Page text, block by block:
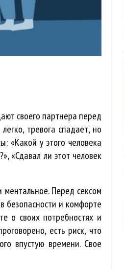
своего партнера перед
тревога спадает, но
«Какой у этого человека
«Сдавал ли этот человек
Перед сексом
безопасности и комфорте
о своих потребностях и
есть риск, что
впустую времени. Свое